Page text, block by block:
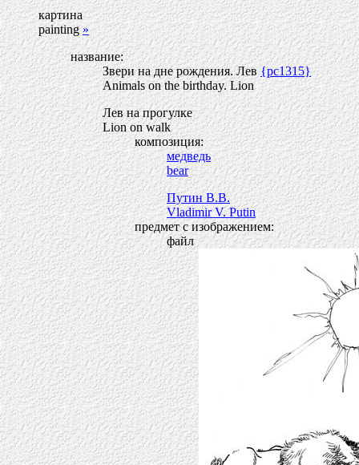
картина
painting»
название:
Звери на дне рождения. Лев{pc1315}
Animals on the birthday. Lion
Лев на прогулке
Lion on walk
композиция:
медведь
bear
Путин В.В.
Vladimir V. Putin
предмет с изображением:
файл